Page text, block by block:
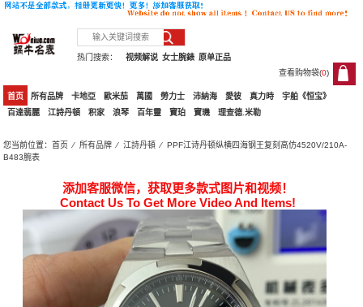
热门搜索： 原单正品
女士腕錶
视频解说
查看购物袋(0)
0
首页 所有品牌 卡地亞 歐米茄 萬國 勞力士 沛納海 愛彼 真力時
宇舶《恒宝》
百達翡麗
江詩丹頓 积家 浪琴 百年靈 寶珀 寶璣 理查德.米勒
您当前位置：首页 ⁄所有品牌 ⁄江詩丹頓 ⁄ PPF江诗丹顿纵横四海钢王复刻高仿4520V/210A-
B483腕表
添加客服微信，获取更多款式图片和视频！
Contact Us To Get More Video And Items!